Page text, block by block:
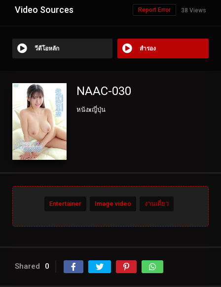
Video Sources 38 Views
Report Error
วีดีโอหลัก สำรอง
NAAC-030
หนังxญี่ปุ่น
Entertainer Image video งานเดี่ยว
Shared 0